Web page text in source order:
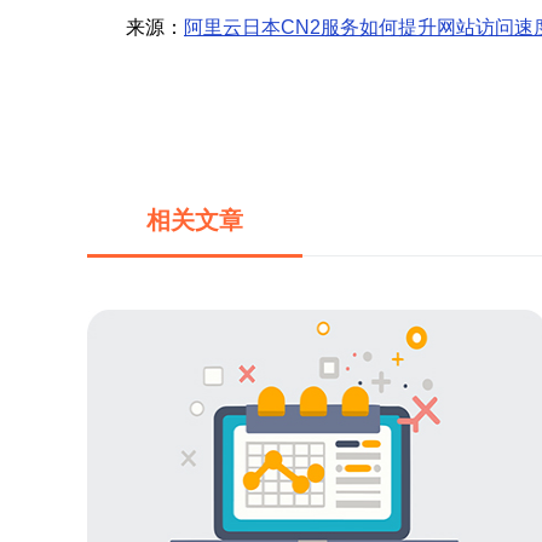
来源： 阿里云日本CN2服务如何提升网站访问速
相关文章